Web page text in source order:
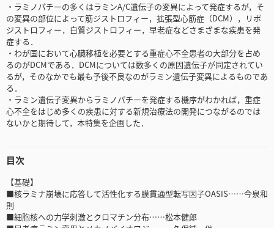
・ラミノパチーの多くはラミンA/C遺伝子の変異によって発症するが，そ
の変異の部位によって筋ジストロフィー，拡張型心筋症（DCM），リポ
ジストロフィー，白質ジストロフィー，早老症などさまざまな疾患を発
症する．
・わが国において心臓移植を必要とする重症心不全患者の大部分を占め
るのがDCMである．DCMについては数多くの原因遺伝子が同定されてい
るが，そのなかでも最も予後不良なのがラミン遺伝子変異によるものであ
る．
・ラミン遺伝子変異からラミノパチーを発症する機序がわかれば，重症
心不全をはじめ多くの疾患に対する新規治療法の開発につながるのでは
ないかと期待して，本特集を企画した．
目次
【基礎】
■核ラミナ崩壊に応答して活性化する膜貫通型転写因子OASIS……今泉和
則
■細胞核への力学刺激とクロマチン分布……松本健郎